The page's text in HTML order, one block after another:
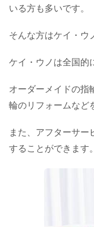
いる方も多いです。
そんな方はケイ・ウ
ケイ・ウノは全国的
オーダーメイドの指
輪のリフォームなど
また、アフターサー
することができます。